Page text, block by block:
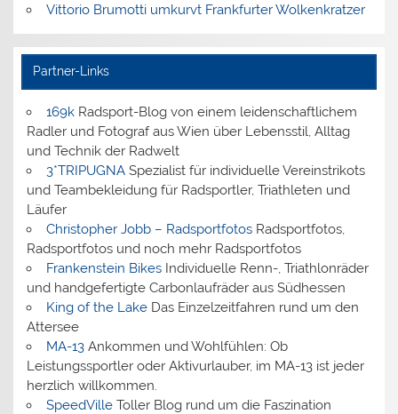
Vittorio Brumotti umkurvt Frankfurter Wolkenkratzer
Partner-Links
169kRadsport-Blog von einem leidenschaftlichem
Radler und Fotograf aus Wien über Lebensstil, Alltag
und Technik der Radwelt
3*TRIPUGNASpezialist für individuelle Vereinstrikots
und Teambekleidung für Radsportler, Triathleten und
Läufer
Christopher Jobb – RadsportfotosRadsportfotos,
Radsportfotos und noch mehr Radsportfotos
Frankenstein BikesIndividuelle Renn-, Triathlonräder
und handgefertigte Carbonlaufräder aus Südhessen
King of the LakeDas Einzelzeitfahren rund um den
Attersee
MA-13Ankommen und Wohlfühlen: Ob
Leistungssportler oder Aktivurlauber, im MA-13 ist jeder
herzlich willkommen.
SpeedVilleToller Blog rund um die Faszination